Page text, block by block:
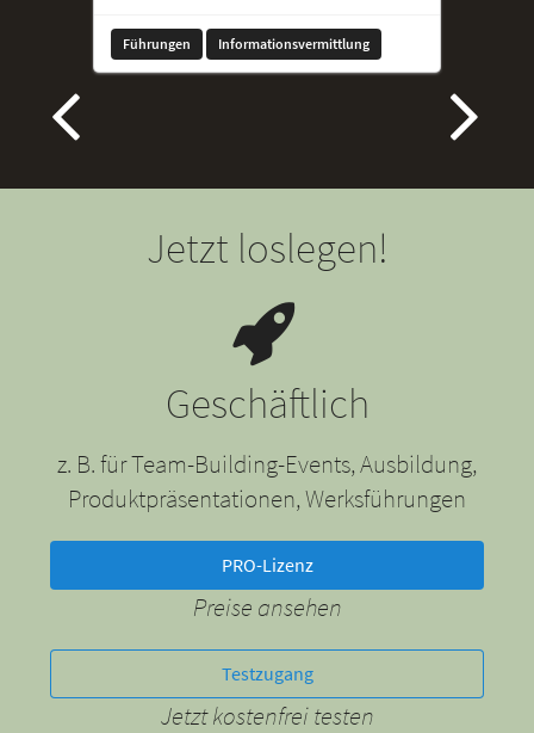
Führungen Informationsvermittlung
Jetzt loslegen!
Geschäftlich
z. B. für Team-Building-Events, Ausbildung,
Produktpräsentationen, Werksführungen
PRO-Lizenz
Preise ansehen
Testzugang
Jetzt kostenfrei testen